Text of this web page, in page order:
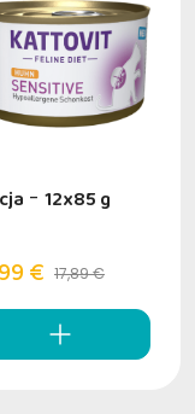
- 12x85 g
€ 17,89 €